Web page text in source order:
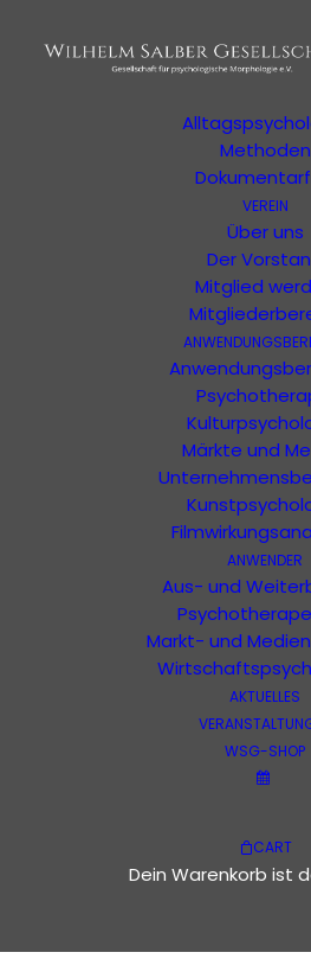
MORPHOLOGIE
Der
Methoden
VEREIN
Über uns
Der
Mitglied
Märkte und
ANWENDER
Aus- und
Markt- und
AKTUELLES
WSG-SHOP
CART
Dein Warenkorb ist
Anders
Details zum